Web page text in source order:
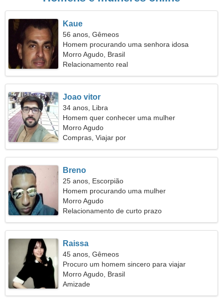
Kaue
56 anos, Gêmeos
Homem procurando uma senhora idosa
Morro Agudo, Brasil
Relacionamento real
Joao vitor
34 anos, Libra
Homem quer conhecer uma mulher
Morro Agudo
Compras, Viajar por
Breno
25 anos, Escorpião
Homem procurando uma mulher
Morro Agudo
Relacionamento de curto prazo
Raissa
45 anos, Gêmeos
Procuro um homem sincero para viajar
Morro Agudo, Brasil
Amizade